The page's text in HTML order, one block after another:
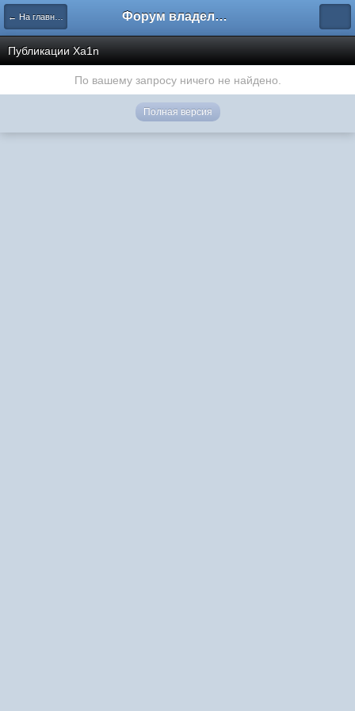
← На главную Форум владельцев интернет-магазинов
Публикации Xa1n
По вашему запросу ничего не найдено.
Полная версия